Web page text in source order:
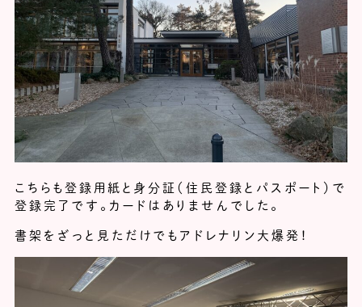
こちらも登録用紙と身分証（住民登録とパスポート）で
登録完了です。カードはありませんでした。
書架をざっと見ただけでもアドレナリン大爆発！